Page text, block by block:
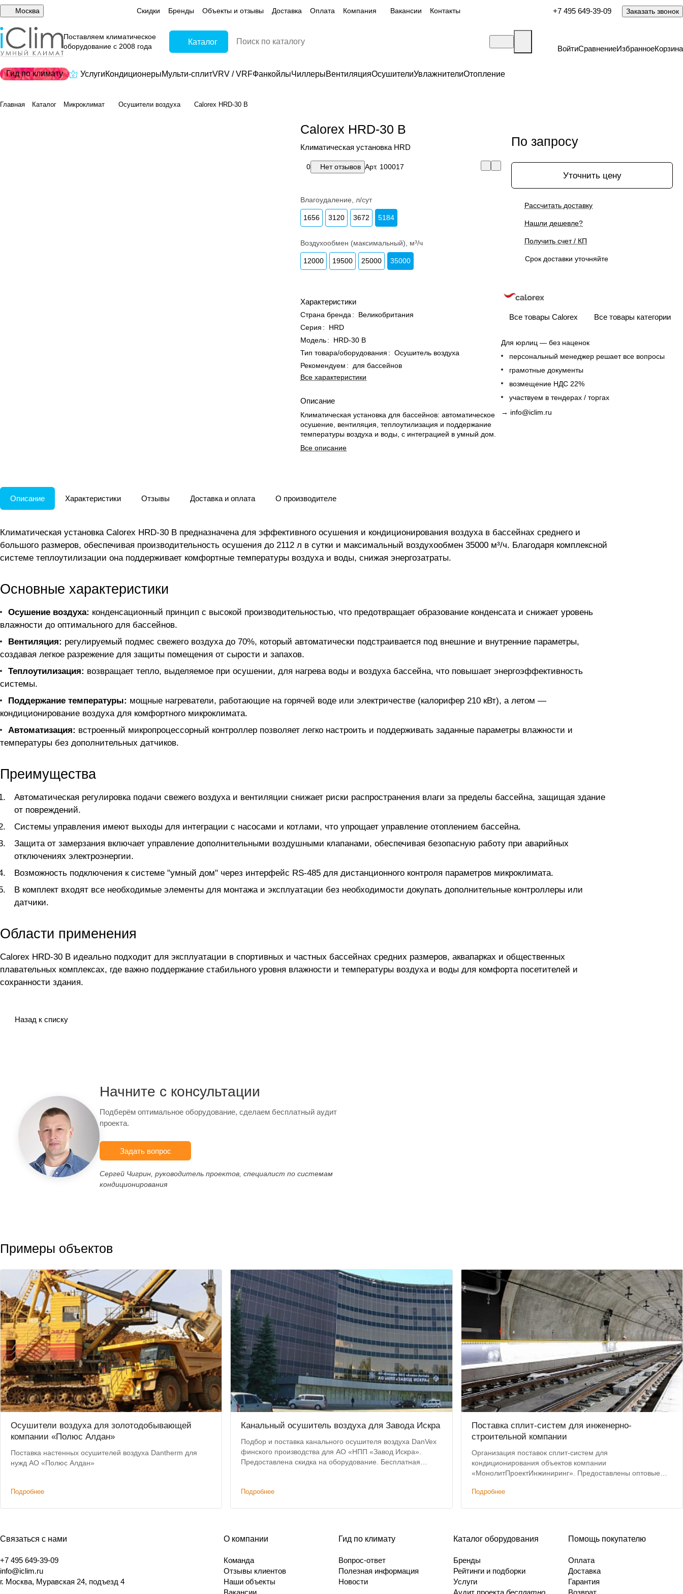
Москва Скидки Бренды Объекты и отзывы Доставка Оплата Компания Вакансии Контакты +7 495 649-39-09 Заказать звонок
Поставляем климатическое
оборудование с 2008 года
Каталог
ВойтиСравнениеИзбранноеКорзина
Гид по климату УслугиКондиционерыМульти-сплитVRV / VRFФанкойлыЧиллерыВентиляцияОсушителиУвлажнителиОтопление
Главная Каталог Микроклимат Осушители воздуха Calorex HRD-30 B
Calorex HRD-30 B
Климатическая установка HRD
0 Нет отзывов Арт. 100017
Влагоудаление, л/сут
1656 3120 3672 5184
Воздухообмен (максимальный), м³/ч
12000 19500 25000 35000
Характеристики
Страна бренда :
Великобритания
Серия :
HRD
Модель:
HRD-30 B
Тип товара/оборудования : Осушитель воздуха
Рекомендуем :
для бассейнов
Все характеристики
Описание
Климатическая установка для бассейнов: автоматическое
осушение, вентиляция, теплоутилизация и поддержание
температуры воздуха и воды, с интеграцией в умный дом.
Все описание
По запросу
Уточнить цену
Рассчитать доставку
Нашли дешевле?
Получить счет / КП
Срок доставки уточняйте
Все товары Calorex Все товары категории
Для юрлиц — без наценок
персональный менеджер решает все вопросы
грамотные документы
возмещение НДС 22%
участвуем в тендерах / торгах
→ info@iclim.ru
Описание Характеристики Отзывы Доставка и оплата О производителе
Климатическая установка Calorex HRD-30 B предназначена для эффективного осушения и кондиционирования воздуха в бассейнах среднего и
большого размеров, обеспечивая производительность осушения до 2112 л в сутки и максимальный воздухообмен 35000 м³/ч. Благодаря комплексной
системе теплоутилизации она поддерживает комфортные температуры воздуха и воды, снижая энергозатраты.
Основные характеристики
Осушение воздуха: конденсационный принцип с высокой производительностью, что предотвращает образование конденсата и снижает уровень
влажности до оптимального для бассейнов.
Вентиляция: регулируемый подмес свежего воздуха до 70%, который автоматически подстраивается под внешние и внутренние параметры,
создавая легкое разрежение для защиты помещения от сырости и запахов.
Теплоутилизация: возвращает тепло, выделяемое при осушении, для нагрева воды и воздуха бассейна, что повышает энергоэффективность
системы.
Поддержание температуры: мощные нагреватели, работающие на горячей воде или электричестве (калорифер 210 кВт), а летом —
кондиционирование воздуха для комфортного микроклимата.
Автоматизация: встроенный микропроцессорный контроллер позволяет легко настроить и поддерживать заданные параметры влажности и
температуры без дополнительных датчиков.
Преимущества
Автоматическая регулировка подачи свежего воздуха и вентиляции снижает риски распространения влаги за пределы бассейна, защищая здание
от повреждений.
Системы управления имеют выходы для интеграции с насосами и котлами, что упрощает управление отоплением бассейна.
Защита от замерзания включает управление дополнительными воздушными клапанами, обеспечивая безопасную работу при аварийных
отключениях электроэнергии.
Возможность подключения к системе "умный дом" через интерфейс RS-485 для дистанционного контроля параметров микроклимата.
В комплект входят все необходимые элементы для монтажа и эксплуатации без необходимости докупать дополнительные контроллеры или
датчики.
Области применения
Calorex HRD-30 B идеально подходит для эксплуатации в спортивных и частных бассейнах средних размеров, аквапарках и общественных
плавательных комплексах, где важно поддержание стабильного уровня влажности и температуры воздуха и воды для комфорта посетителей и
сохранности здания.
Назад к списку
Начните с консультации
Подберём оптимальное оборудование, сделаем бесплатный аудит
проекта.
Задать вопрос
Сергей Чигрин, руководитель проектов, специалист по системам
кондиционирования
Примеры объектов
Осушители воздуха для золотодобывающей
компании «Полюс Алдан»
Поставка настенных осушителей воздуха Dantherm для
нужд АО «Полюс Алдан»
Подробнее
Канальный осушитель воздуха для Завода Искра
Подбор и поставка канального осушителя воздуха DanVex
финского производства для АО «НПП «Завод Искра».
Предоставлена скидка на оборудование. Бесплатная
Подробнее
Поставка сплит-систем для инженерно-
строительной компании
Организация поставок сплит-систем для
кондиционирования объектов компании
«МонолитПроектИнжиниринг». Предоставлены оптовые
Подробнее
Связаться с нами
+7 495 649-39-09
info@iclim.ru
г. Москва, Муравская 24, подъезд 4
О компании
Команда
Отзывы клиентов
Наши объекты
Гид по климату
Вопрос-ответ
Полезная информация
Новости
Каталог оборудования
Бренды
Рейтинги и подборки
Услуги
Помощь покупателю
Оплата
Доставка
Гарантия